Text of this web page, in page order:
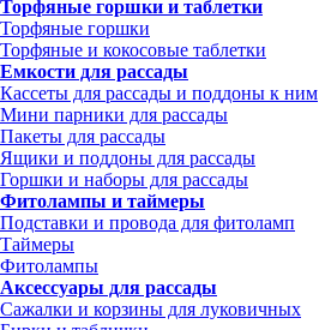
Торфяные горшки и таблетки
Торфяные горшки
Торфяные и кокосовые таблетки
Емкости для рассады
Кассеты для рассады и поддоны к ним
Мини парники для рассады
Пакеты для рассады
Ящики и поддоны для рассады
Горшки и наборы для рассады
Фитолампы и таймеры
Подставки и провода для фитоламп
Таймеры
Фитолампы
Аксессуары для рассады
Сажалки и корзины для луковичных